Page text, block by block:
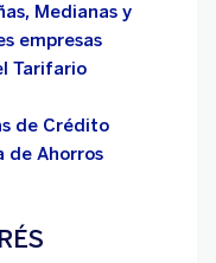
Medianas y
empresas
Tarifario
de Crédito
de Ahorros